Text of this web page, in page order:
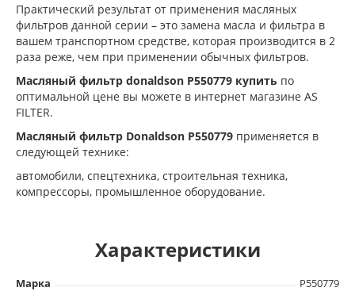
Практический результат от применения масляных
фильтров данной серии – это замена масла и фильтра в
вашем транспортном средстве, которая производится в 2
раза реже, чем при применении обычных фильтров.
Масляный фильтр donaldson P550779 купить по
оптимальной цене вы можете в интернет магазине AS
FILTER.
Масляный фильтр Donaldson P550779 применяется в
следующей технике:
автомобили, cпецтехника, cтроительная техника,
компрессоры, промышленное оборудование.
Характеристики
Марка P550779